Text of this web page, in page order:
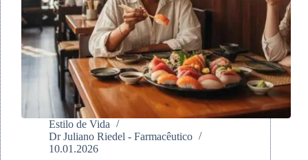
Estilo de Vida
Dr Juliano Riedel - Farmacêutico
10.01.2026